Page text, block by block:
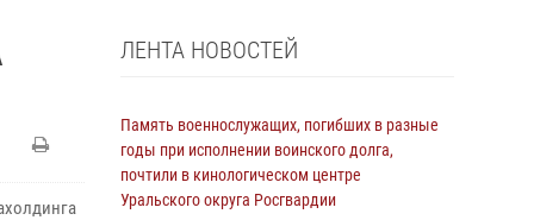
ЛЕНТА НОВОСТЕЙ
Память военнослужащих, погибших в разные
годы при исполнении воинского долга,
почтили в кинологическом центре
Уральского округа Росгвардии